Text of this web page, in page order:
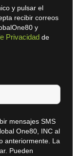
y pulsar el
recibir correos
y
Privacidad de
mensajes SMS
One80, INC al
anteriormente. La
Pueden